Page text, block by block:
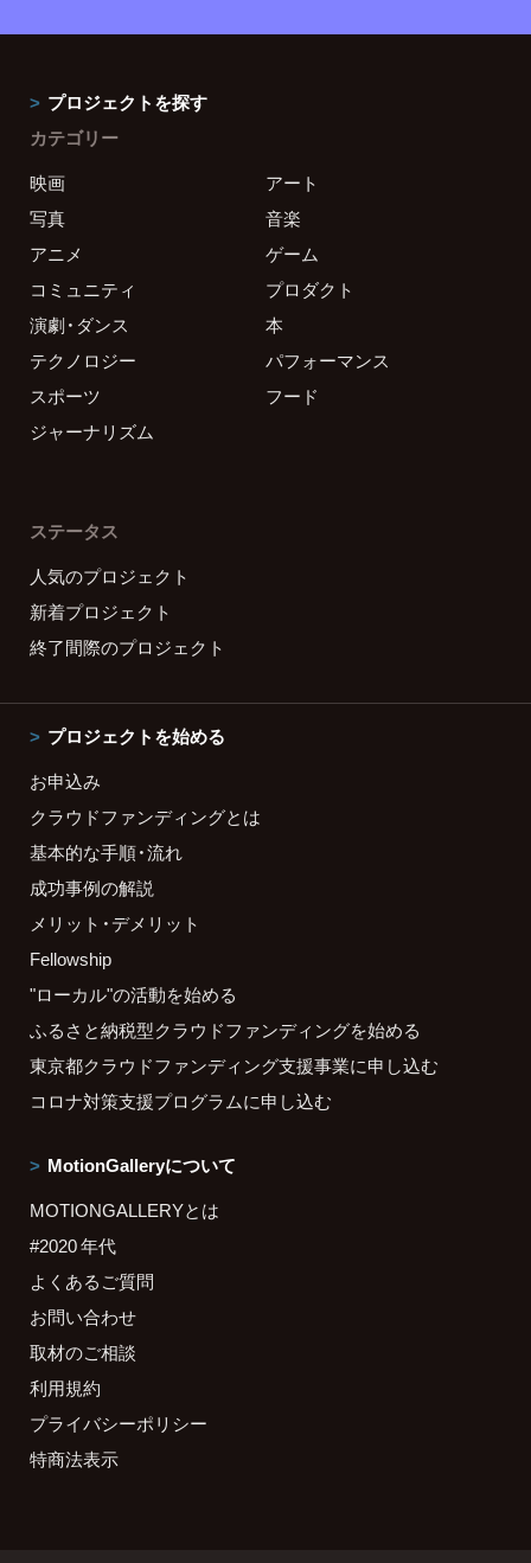
プロジェクトを探す
カテゴリー
映画
アート
写真
音楽
アニメ
ゲーム
コミュニティ
プロダクト
演劇・ダンス
本
テクノロジー
パフォーマンス
スポーツ
フード
ジャーナリズム
ステータス
人気のプロジェクト
新着プロジェクト
終了間際のプロジェクト
プロジェクトを始める
お申込み
クラウドファンディングとは
基本的な手順・流れ
成功事例の解説
メリット・デメリット
Fellowship
"ローカル"の活動を始める
ふるさと納税型クラウドファンディングを始める
東京都クラウドファンディング支援事業に申し込む
コロナ対策支援プログラムに申し込む
MotionGalleryについて
MOTIONGALLERYとは
#2020 年代
よくあるご質問
お問い合わせ
取材のご相談
利用規約
プライバシーポリシー
特商法表示